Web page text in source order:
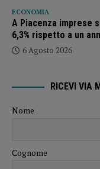
ECONOMIA
A Piacenza imprese
6,3% rispetto a un
6 Agosto 2026
RICEVI VIA
Nome
Cognome